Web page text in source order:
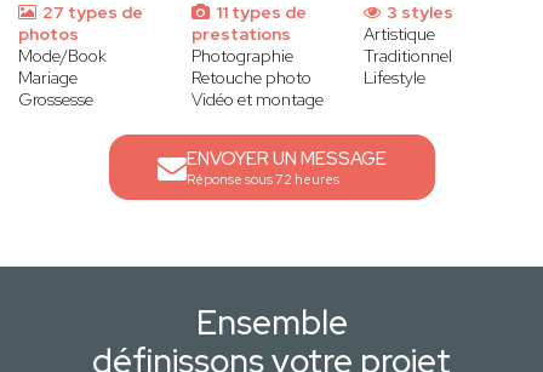
27 types de
photos
Mode/Book
Mariage
Grossesse
11 types de
prestations
Photographie
Retouche photo
Vidéo et montage
3 styles
Artistique
Traditionnel
Lifestyle
ENVOYER UN MESSAGE
Réponse sous 72 heures
Ensemble
définissons votre projet